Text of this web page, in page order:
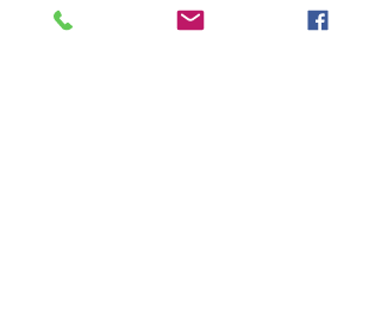
Mentions légales